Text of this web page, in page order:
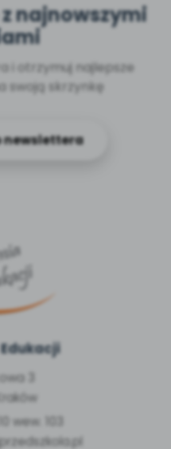
najnowszymi
i otrzymuj najlepsze
swoją skrzynkę
newslettera
3
wew. 103